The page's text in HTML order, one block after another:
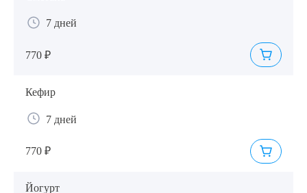
7 дней
770 ₽
Кефир
7 дней
770 ₽
Йогурт
Выберите сопутствующую услугу